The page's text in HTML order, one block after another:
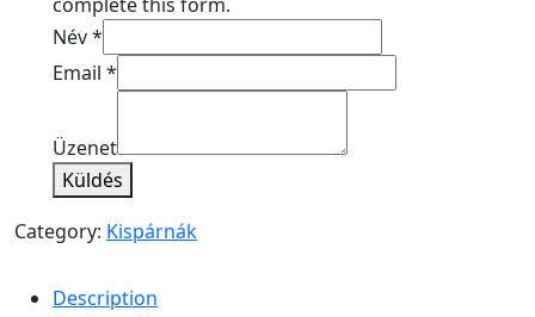
Név*
Email *
Üzenet
Küldés
Category: Kispárnák
Description